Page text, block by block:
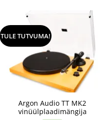
TULE TUTVUMA!
Argon Audio TT MK2
vinüülplaadimängija